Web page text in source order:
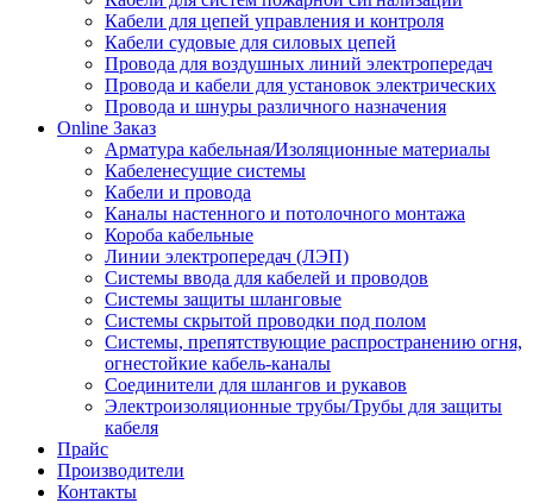
Кабели для цепей управления и контроля
Кабели судовые для силовых цепей
Провода для воздушных линий электропередач
Провода и кабели для установок электрических
Провода и шнуры различного назначения
Online Заказ
Арматура кабельная/Изоляционные материалы
Кабеленесущие системы
Кабели и провода
Каналы настенного и потолочного монтажа
Короба кабельные
Линии электропередач (ЛЭП)
Системы ввода для кабелей и проводов
Системы защиты шланговые
Системы скрытой проводки под полом
Системы, препятствующие распространению огня,
огнестойкие кабель-каналы
Соединители для шлангов и рукавов
Электроизоляционные трубы/Трубы для защиты
кабеля
Прайс
Производители
Контакты